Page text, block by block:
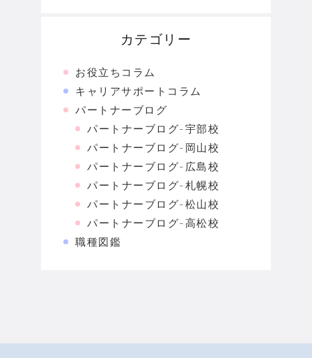
カテゴリー
お役立ちコラム
キャリアサポートコラム
パートナーブログ
パートナーブログ-宇部校
パートナーブログ-岡山校
パートナーブログ-広島校
パートナーブログ-札幌校
パートナーブログ-松山校
パートナーブログ-高松校
職種図鑑